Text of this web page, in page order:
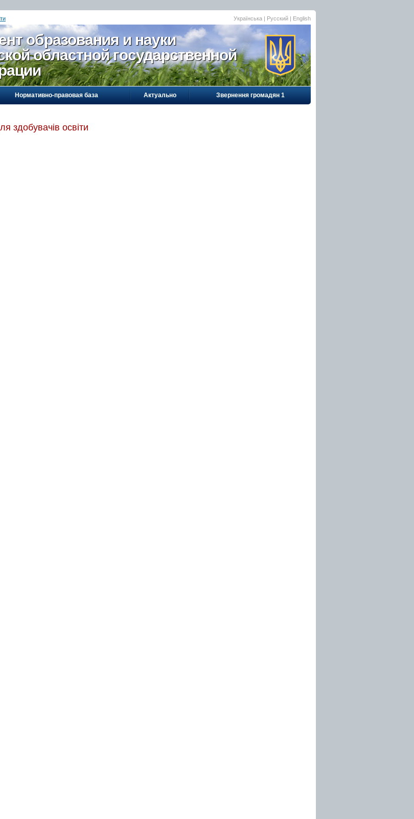
Українська | Русский | English
образования и науки
областной государственной
Нормативно-правовая база Актуально Звернення громадян 1
здобувачів освіти